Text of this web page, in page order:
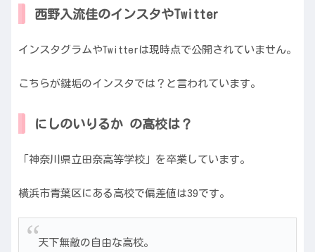
西野入流佳のインスタやTwitter
インスタグラムやTwitterは現時点で公開されていません。
こちらが鍵垢のインスタでは？と言われています。
にしのいりるか の高校は？
「神奈川県立田奈高等学校」を卒業しています。
横浜市青葉区にある高校で偏差値は39です。
天下無敵の自由な高校。